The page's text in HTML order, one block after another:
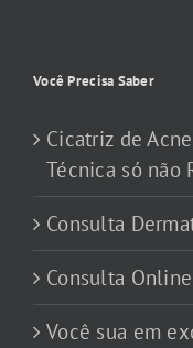
Você Precisa Saber
Cicatriz de
Técnica só não
Consulta
Consulta
Você sua em